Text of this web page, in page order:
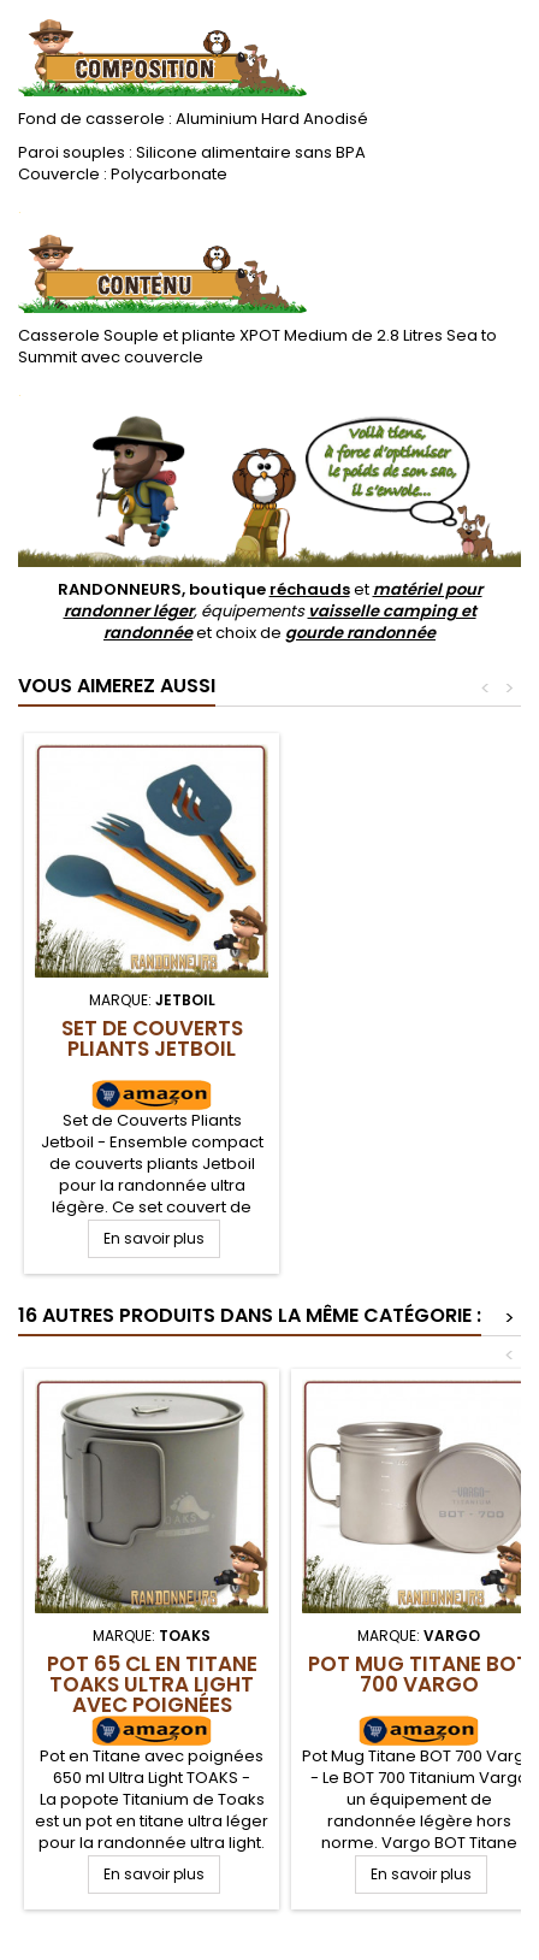
Fond de casserole : Aluminium Hard Anodisé
Paroi souples : Silicone alimentaire sans BPA
Couvercle : Polycarbonate
.
Casserole Souple et pliante XPOT Medium de 2.8 Litres Sea to
Summit avec couvercle
.
RANDONNEURS, boutique réchaudset matériel pour
randonner léger, équipements vaisselle camping et
randonnéeet choix de gourde randonnée
VOUS AIMEREZ AUSSI >
<
MARQUE: JETBOIL
SET DE COUVERTS
PLIANTS JETBOIL
Set de Couverts Pliants
Jetboil - Ensemble compact
de couverts pliants Jetboil
pour la randonnée ultra
légère. Ce set couvert de
camping intègre à la fois une
cuillère, une fourchette et une
spatule, ultra léger, en nylon
verre. Qualité alimentaire
sans BPA. Spécialement
bord et coin des récipients
des...
En savoir plus
16 AUTRES PRODUITS DANS LA MÊME CATÉGORIE :
>
<
MARQUE: TOAKS
POT 65 CL EN TITANE
TOAKS ULTRA LIGHT
AVEC POIGNÉES
Pot en Titane avec poignées
650 ml Ultra Light TOAKS -
La popote Titanium de Toaks
est un pot en titane ultra léger
pour la randonnée ultra light.
D'un volume de 65 cl, et
seulement 80 g, cette popote
Toasks est idéale pour les
En savoir plus
MARQUE: VARGO
POT MUG TITANE BOT
700 VARGO
Pot Mug Titane BOT 700 Vargo
- Le BOT 700 Titanium Vargo
un équipement de
randonnée légère hors
norme. Vargo BOT Titane
combine à la fois un mug,
une gourde étanche, une
tasse ou une popote.
En savoir plus